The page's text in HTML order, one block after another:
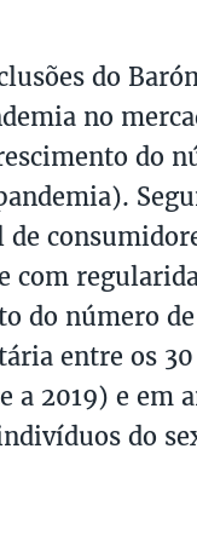
do
no
do
com
do número
entre os
a 2019) e em
do